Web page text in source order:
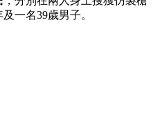
一名39歲男子。